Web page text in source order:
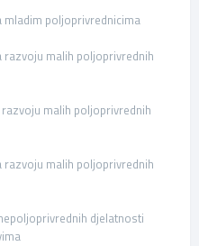
mladim poljoprivrednicima
razvoju malih poljoprivrednih
razvoju malih poljoprivrednih
razvoju malih poljoprivrednih
djelatnosti